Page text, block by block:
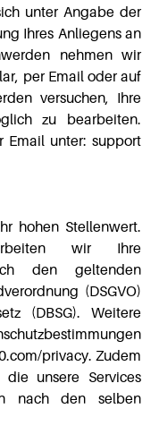
unter Angabe der
Ihres Anliegens an
nehmen wir
per Email oder auf
versuchen, Ihre
zu bearbeiten.
Email unter: support
hohen Stellenwert.
wir Ihre
den geltenden
(DSGVO)
(DBSG). Weitere
privacy. Zudem
unsere Services
nach den selben